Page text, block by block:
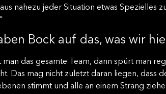
nahezu jeder Situation etwas Spezielles
Bock auf das, was wir
man das gesamte Team, dann spürt man
Das mag nicht zuletzt daran liegen, dass
stimmt und alle an einem Strang